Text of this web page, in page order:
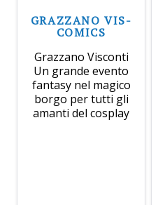
GRAZZANO VIS-
COMICS
Grazzano Visconti
Un grande evento
fantasy nel magico
borgo per tutti gli
amanti del cosplay